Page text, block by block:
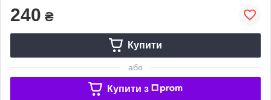
240 ₴
Купити
або
Купити з